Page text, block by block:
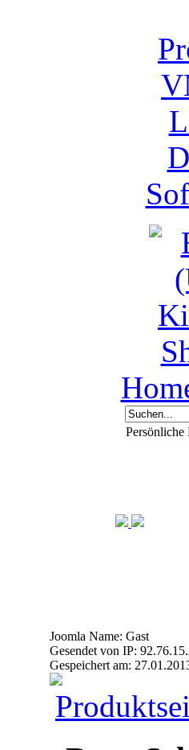
Persönliche
Joomla Name: Gast
Gesendet von IP:
Gespeichert am: